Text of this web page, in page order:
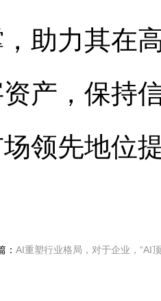
助力其在
产，保持
领先地位
： AI重塑行业格局，对于企业，“AI